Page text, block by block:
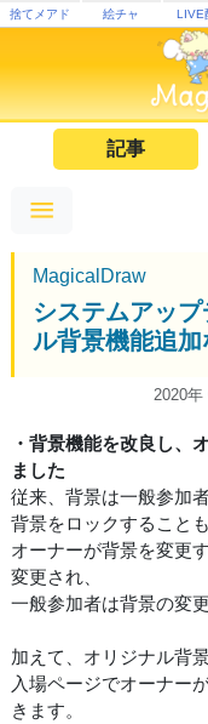
捨てメアド 絵チャ LIVE
記事
MagicalDraw
システムアッ
ル背景機能追加
2020年
・背景機能を改良し、
ました
従来、背景は一般参加
背景をロックすること
オーナーが背景を変更
変更され、
一般参加者は背景の変
加えて、オリジナル背
入場ページでオーナー
きます。